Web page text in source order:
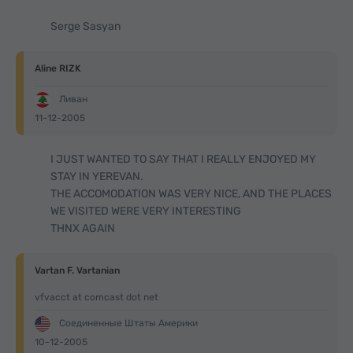
Serge Sasyan
Aline RIZK
Ливан
11-12-2005
I JUST WANTED TO SAY THAT I REALLY ENJOYED MY
STAY IN YEREVAN.
THE ACCOMODATION WAS VERY NICE, AND THE PLACES
WE VISITED WERE VERY INTERESTING
THNX AGAIN
Vartan F. Vartanian
vfvacct at comcast dot net
Соединенные Штаты Америки
10-12-2005